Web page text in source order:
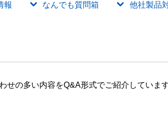
報 なんでも質問箱 他社製品
せの多い内容をQ&A形式でご紹介しています